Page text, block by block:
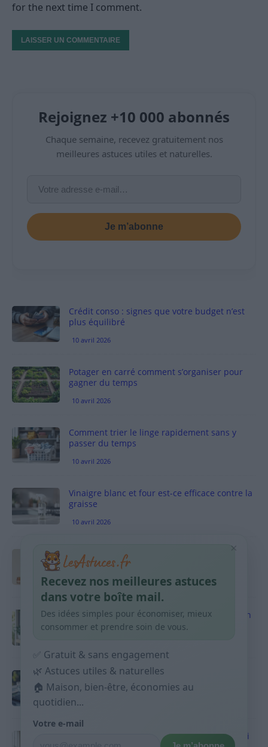
for the next time I comment.
Rejoignez +10 000 abonnés
Chaque semaine, recevez gratuitement nos
meilleures astuces utiles et naturelles.
Je m’abonne
Crédit conso : signes que votre budget n’est
plus équilibré
10 avril 2026
Potager en carré comment s’organiser pour
gagner du temps
10 avril 2026
Comment trier le linge rapidement sans y
passer du temps
10 avril 2026
Vinaigre blanc et four est-ce efficace contre la
graisse
10 avril 2026
Taches pigmentaires : routine simple +
habitudes qui aident
9 avril 2026
Produits ménagers : comment économiser en
courses sans acheter 10 sprays
Budget mensuel : méthode rapide pour
répartir son salaire dès le jour de paie
9 avril 2026
Sport 10 minutes par jour est-ce utile et quoi
×
Recevez nos meilleures astuces
dans votre boîte mail.
Des idées simples pour économiser, mieux
consommer et prendre soin de vous.
✅ Gratuit & sans engagement
🌿 Astuces utiles & naturelles
🏠 Maison, bien-être, économies au
quotidien...
Votre e-mail